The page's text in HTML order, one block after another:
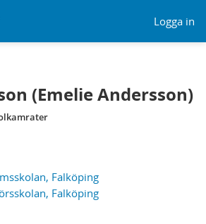
Logga in
(Emelie Andersson)
Falköping
Falköping